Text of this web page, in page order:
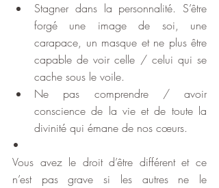
Stagner dans la personnalité. S’être
forgé une image de soi, une
carapace, un masque et ne plus être
capable de voir celle / celui qui se
cache sous le voile.
Ne pas comprendre / avoir
conscience de la vie et de toute la
divinité qui émane de nos cœurs.
•
Vous avez le droit d’être différent et ce
n’est pas grave si les autres ne le